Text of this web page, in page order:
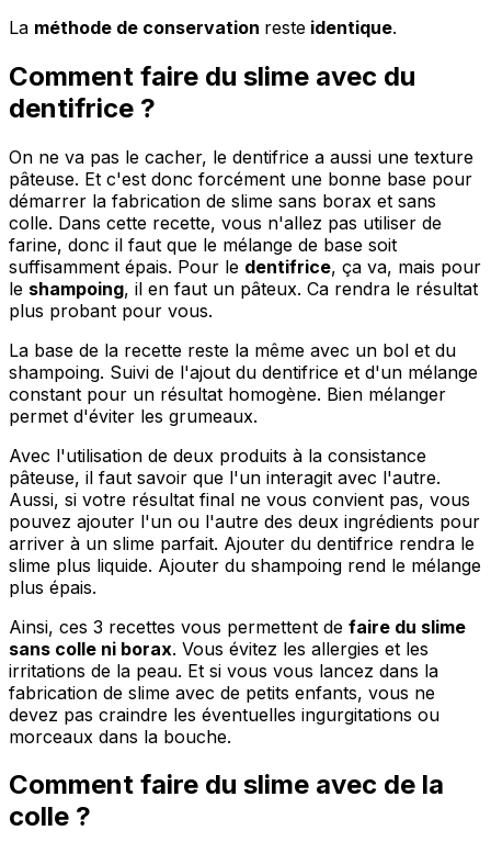
La méthode de conservation reste identique.
Comment faire du slime avec du
dentifrice ?
On ne va pas le cacher, le dentifrice a aussi une texture
pâteuse. Et c'est donc forcément une bonne base pour
démarrer la fabrication de slime sans borax et sans
colle. Dans cette recette, vous n'allez pas utiliser de
farine, donc il faut que le mélange de base soit
suffisamment épais. Pour le dentifrice, ça va, mais pour
le shampoing, il en faut un pâteux. Ca rendra le résultat
plus probant pour vous.
La base de la recette reste la même avec un bol et du
shampoing. Suivi de l'ajout du dentifrice et d'un mélange
constant pour un résultat homogène. Bien mélanger
permet d'éviter les grumeaux.
Avec l'utilisation de deux produits à la consistance
pâteuse, il faut savoir que l'un interagit avec l'autre.
Aussi, si votre résultat final ne vous convient pas, vous
pouvez ajouter l'un ou l'autre des deux ingrédients pour
arriver à un slime parfait. Ajouter du dentifrice rendra le
slime plus liquide. Ajouter du shampoing rend le mélange
plus épais.
Ainsi, ces 3 recettes vous permettent de faire du slime
sans colle ni borax. Vous évitez les allergies et les
irritations de la peau. Et si vous vous lancez dans la
fabrication de slime avec de petits enfants, vous ne
devez pas craindre les éventuelles ingurgitations ou
morceaux dans la bouche.
Comment faire du slime avec de la
colle ?